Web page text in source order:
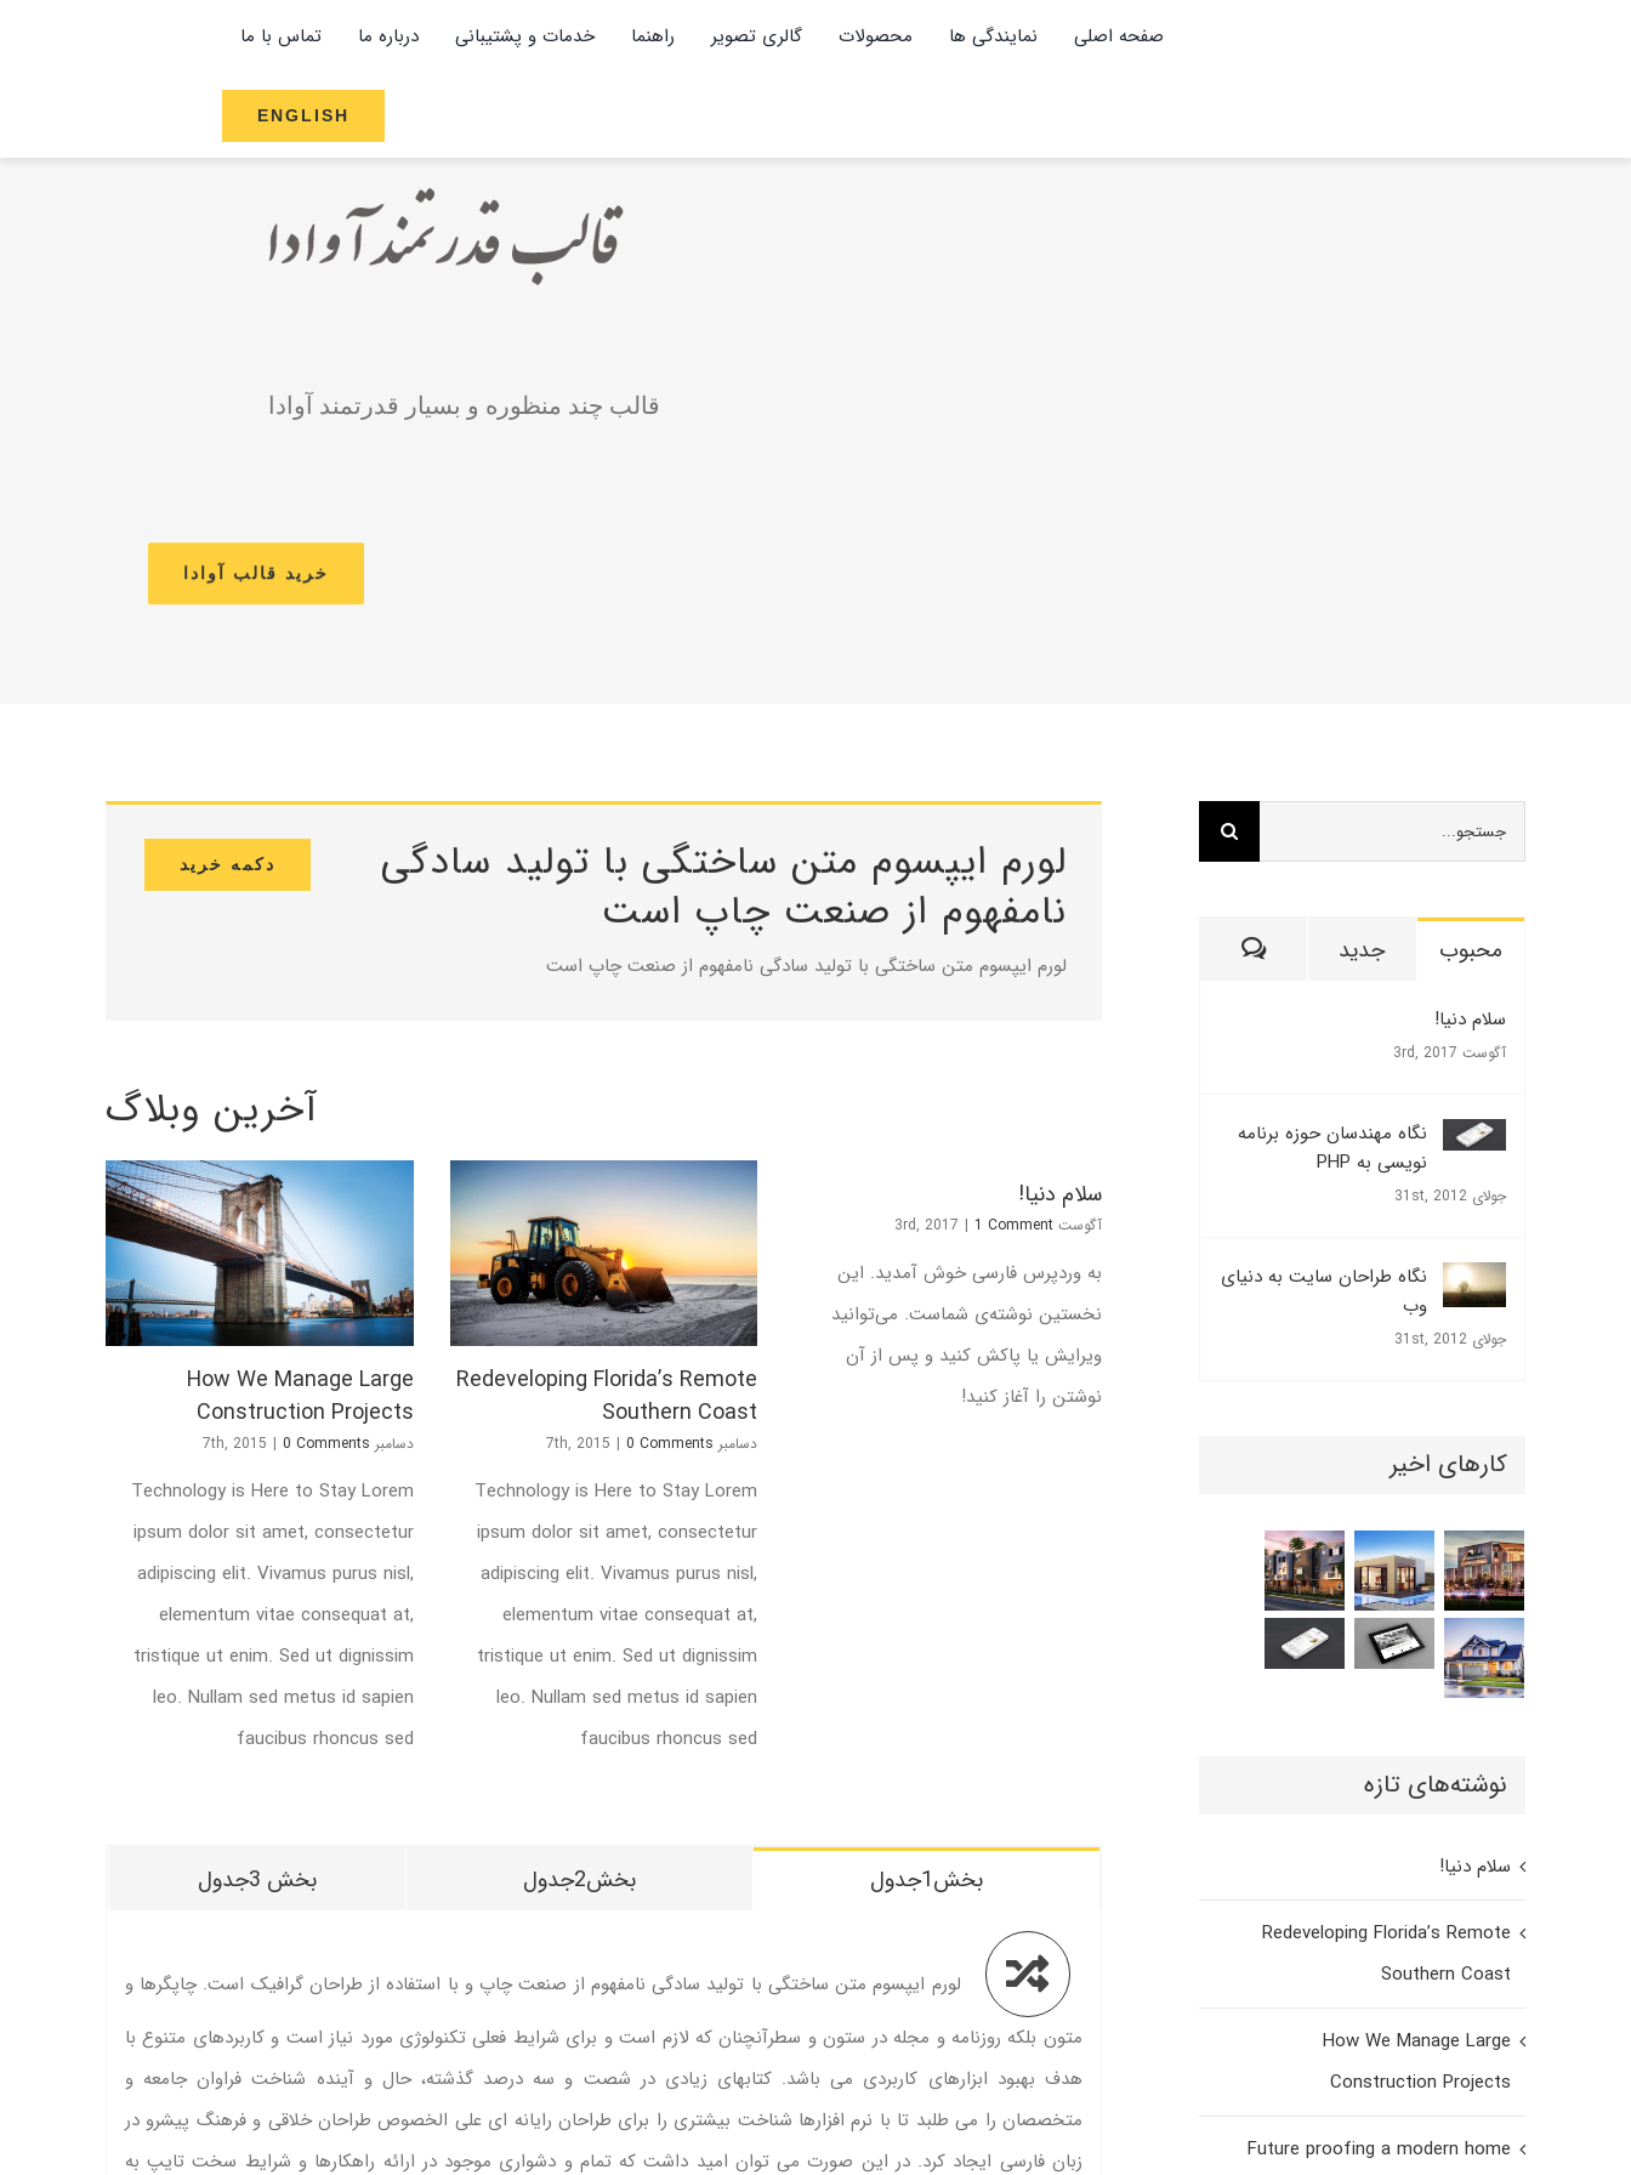
صفحه اصلی نمایندگی ها محصولات گالری تصویر راهنما خدمات و پشتیبانی درباره ما تماس با ما
ENGLISH
قالب چند منظوره و بسیار قدرتمند آوادا
دکمه خرید
لورم ایپسوم متن ساختگی با تولید سادگی
نامفهوم از صنعت چاپ است
لورم ایپسوم متن ساختگی با تولید سادگی نامفهوم از صنعت چاپ است
آخرین وبلاگ
سلام دنیا!
آگوست 3rd, 2017 | 1 Comment
به وردپرس فارسی خوش آمدید.‌ این
نخستین نوشته‌‌ی شماست. می‌توانید
ویرایش یا پاکش کنید و پس از آن
نوشتن را آغاز کنید!
Redeveloping Florida’s Remote
Southern Coast
دسامبر 7th, 2015 | 0 Comments
Technology is Here to Stay Lorem
ipsum dolor sit amet, consectetur
adipiscing elit. Vivamus purus nisl,
elementum vitae consequat at,
tristique ut enim. Sed ut dignissim
leo. Nullam sed metus id sapien
faucibus rhoncus sed
How We Manage Large
Construction Projects
دسامبر 7th, 2015 | 0 Comments
Technology is Here to Stay Lorem
ipsum dolor sit amet, consectetur
adipiscing elit. Vivamus purus nisl,
elementum vitae consequat at,
tristique ut enim. Sed ut dignissim
leo. Nullam sed metus id sapien
faucibus rhoncus sed
بخش1جدول بخش2جدول بخش 3جدول
لورم ایپسوم متن ساختگی با تولید سادگی نامفهوم از صنعت چاپ و با استفاده از طراحان گرافیک است. چاپگرها و
متون بلکه روزنامه و مجله در ستون و سطرآنچنان که لازم است و برای شرایط فعلی تکنولوژی مورد نیاز است و کاربردهای متنوع با
هدف بهبود ابزارهای کاربردی می باشد. کتابهای زیادی در شصت و سه درصد گذشته، حال و آینده شناخت فراوان جامعه و
متخصصان را می طلبد تا با نرم افزارها شناخت بیشتری را برای طراحان رایانه ای علی الخصوص طراحان خلاقی و فرهنگ پیشرو در
زبان فارسی ایجاد کرد. در این صورت می توان امید داشت که تمام و دشواری موجود در ارائه راهکارها و شرایط سخت تایپ به
جستجو
برای:
محبوب جدید ديدگاه
سلام دنیا!
آگوست 3rd, 2017
نگاه مهندسان حوزه برنامه
نویسی به PHP
جولای 31st, 2012
نگاه طراحان سایت به دنیای
وب
جولای 31st, 2012
کارهای اخیر
نوشته‌های تازه
سلام دنیا!
Redeveloping Florida’s Remote
Southern Coast
How We Manage Large
Construction Projects
Future proofing a modern home